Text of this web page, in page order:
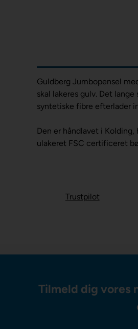
Guldberg Jumbopensel
skal lakeres gulv. Det
syntetiske fibre efterlader
Den er håndlavet i
ulakeret FSC certificeret
Trustpilot
Tilmeld dig vores